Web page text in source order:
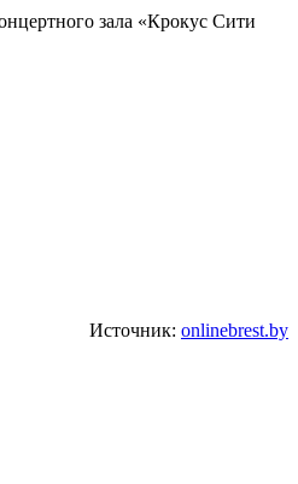
зала «Крокус Сити
Источник: onlinebrest.by